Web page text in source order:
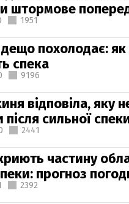
штормове
1951
дещо похолодає:
спека
9196
відповіла, яку
після сильної
2441
частину
прогноз
2392